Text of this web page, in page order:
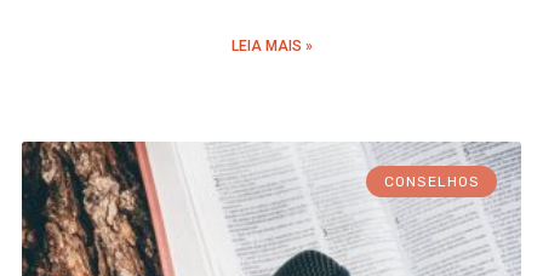
LEIA MAIS »
CONSELHOS